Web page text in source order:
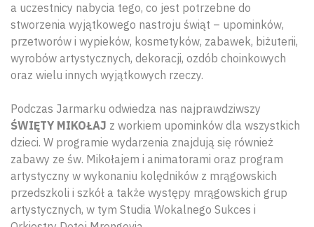
a uczestnicy nabycia tego, co jest potrzebne do
stworzenia wyjątkowego nastroju świąt – upominków,
przetworów i wypieków, kosmetyków, zabawek, biżuterii,
wyrobów artystycznych, dekoracji, ozdób choinkowych
oraz wielu innych wyjątkowych rzeczy.
Podczas Jarmarku odwiedza nas najprawdziwszy
ŚWIĘTY MIKOŁAJ z workiem upominków dla wszystkich
dzieci. W programie wydarzenia znajdują się również
zabawy ze św. Mikołajem i animatorami oraz program
artystyczny w wykonaniu kolędników z mrągowskich
przedszkoli i szkół a także występy mrągowskich grup
artystycznych, w tym Studia Wokalnego Sukces i